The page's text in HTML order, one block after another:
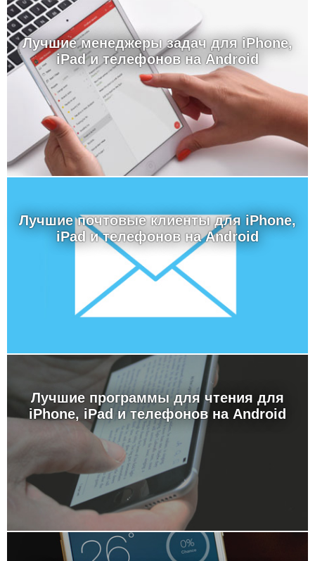
Лучшие менеджеры задач для iPhone,
iPad и телефонов на Android
Лучшие почтовые клиенты для iPhone,
iPad и телефонов на Android
Лучшие программы для чтения для
iPhone, iPad и телефонов на Android